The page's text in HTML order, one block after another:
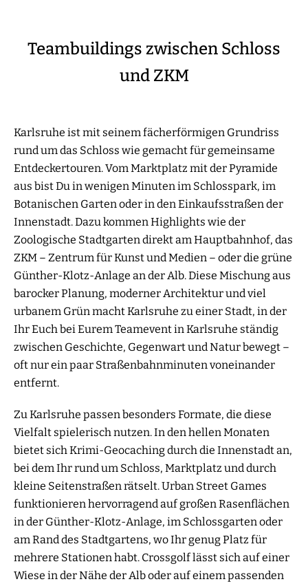
Teambuildings zwischen Schloss
und ZKM
Karlsruhe ist mit seinem fächerförmigen Grundriss
rund um das Schloss wie gemacht für gemeinsame
Entdeckertouren. Vom Marktplatz mit der Pyramide
aus bist Du in wenigen Minuten im Schlosspark, im
Botanischen Garten oder in den Einkaufsstraßen der
Innenstadt. Dazu kommen Highlights wie der
Zoologische Stadtgarten direkt am Hauptbahnhof, das
ZKM – Zentrum für Kunst und Medien – oder die grüne
Günther-Klotz-Anlage an der Alb. Diese Mischung aus
barocker Planung, moderner Architektur und viel
urbanem Grün macht Karlsruhe zu einer Stadt, in der
Ihr Euch bei Eurem Teamevent in Karlsruhe ständig
zwischen Geschichte, Gegenwart und Natur bewegt –
oft nur ein paar Straßenbahnminuten voneinander
entfernt.
Zu Karlsruhe passen besonders Formate, die diese
Vielfalt spielerisch nutzen. In den hellen Monaten
bietet sich Krimi-Geocaching durch die Innenstadt an,
bei dem Ihr rund um Schloss, Marktplatz und durch
kleine Seitenstraßen rätselt. Urban Street Games
funktionieren hervorragend auf großen Rasenflächen
in der Günther-Klotz-Anlage, im Schlossgarten oder
am Rand des Stadtgartens, wo Ihr genug Platz für
mehrere Stationen habt. Crossgolf lässt sich auf einer
Wiese in der Nähe der Alb oder auf einem passenden